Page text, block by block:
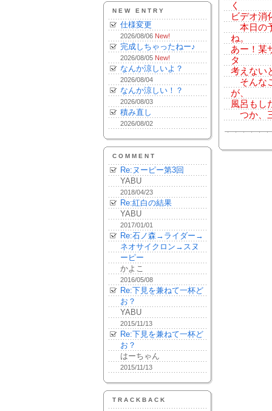
NEW ENTRY
仕様変更
2026/08/06 New!
完成しちゃったねー♪
2026/08/05 New!
なんか涼しいよ？
2026/08/04
なんか涼しい！？
2026/08/03
積み直し
2026/08/02
COMMENT
Re:ヌーピー第3回
YABU
2018/04/23
Re:紅白の結果
YABU
2017/01/01
Re:石ノ森→ライダー→
ネオサイクロン→スヌ
ーピー
かよこ
2016/05/08
Re:下見を兼ねて一杯ど
お？
YABU
2015/11/13
Re:下見を兼ねて一杯ど
お？
はーちゃん
2015/11/13
TRACKBACK
く
ビデオ消
本日の
ね。
あー！某
タ
考えない
そんな
が、
風呂もし
つか、